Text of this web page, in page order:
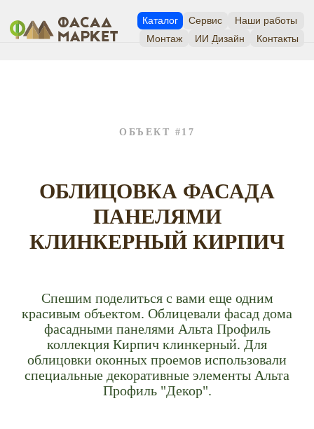
Сервис Наши работы
Монтаж ИИ Дизайн Контакты
ОБЪЕКТ #17
ОБЛИЦОВКА ФАСАДА
ПАНЕЛЯМИ
КЛИНКЕРНЫЙ КИРПИЧ
Спешим поделиться с вами еще одним
красивым объектом. Облицевали фасад дома
фасадными панелями Альта Профиль
коллекция Кирпич клинкерный. Для
облицовки оконных проемов использовали
специальные декоративные элементы Альта
Профиль "Декор".